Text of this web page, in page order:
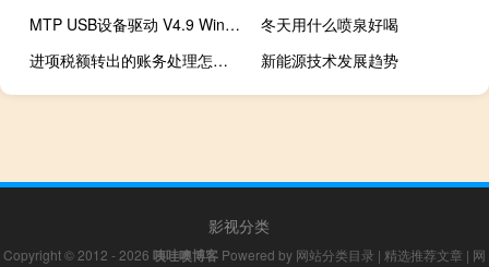
MTP USB设备驱动 V4.9 Win10离线版（MTP USB设备驱动 V4.9 Win10离线版功能简介）
冬天用什么喷泉好喝
进项税额转出的账务处理怎么做
新能源技术发展趋势
影视分类
Copyright © 2012 - 2026 咦哇噢博客 Powered by 网站分类目录 | 精选推荐文章 | 网